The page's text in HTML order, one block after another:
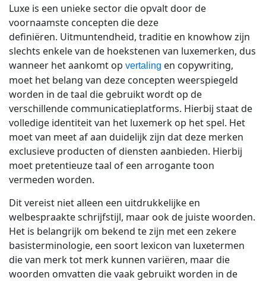
Versterk AI met betrouwbare data
Alle oplossingen
Oplossingen per Branche
Life Sciences
Productie / Maakindustrie
Financiën
Juridisch
Publieke Instellingen
Defensie & Veiligheid
Verbeter AI met kwalitatieve data
Ontmoet Lia
Snelle, slimme en schaalbare AI-vertaling
Freelance-opdrachten
Sluit je aan bij ons internationale netwerk van
taalspecialisten
Luxe is een unieke sector die opvalt door de
voornaamste concepten die deze
definiëren. Uitmuntendheid, traditie en knowhow zijn
slechts enkele van de hoekstenen van luxemerken, dus
wanneer het aankomt op vertaling en copywriting,
moet het belang van deze concepten weerspiegeld
worden in de taal die gebruikt wordt op de
verschillende communicatieplatforms. Hierbij staat de
volledige identiteit van het luxemerk op het spel. Het
moet van meet af aan duidelijk zijn dat deze merken
exclusieve producten of diensten aanbieden. Hierbij
moet pretentieuze taal of een arrogante toon
vermeden worden.
Dit vereist niet alleen een uitdrukkelijke en
welbespraakte schrijfstijl, maar ook de juiste woorden.
Het is belangrijk om bekend te zijn met een zekere
basisterminologie, een soort lexicon van luxetermen
die van merk tot merk kunnen variëren, maar die
woorden omvatten die vaak gebruikt worden in de